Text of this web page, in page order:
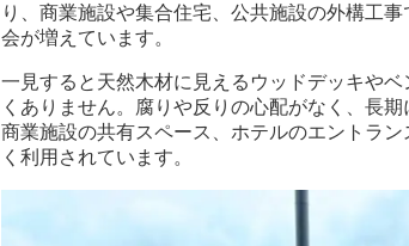
り、商業施設や集合住宅、公共施設の外構工
会が増えています。
一見すると天然木材に見えるウッドデッキや
くありません。腐りや反りの心配がなく、長
商業施設の共有スペース、ホテルのエントラン
く利用されています。